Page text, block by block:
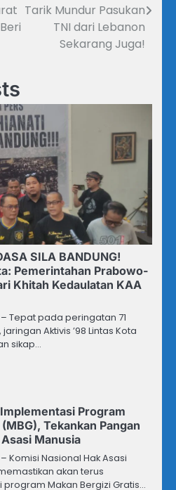
Tarik Mundur Pasukan
TNI dari Lebanon
Sekarang Juga!
SILA BANDUNG!
Pemerintahan Prabowo-
Khitah Kedaulatan KAA
– Tepat pada peringatan 71
Aktivis ’98 Lintas Kota
sikap…
Program
Tekankan Pangan
Manusia
– Komisi Nasional Hak Asasi
akan terus
Makan Bergizi Gratis…